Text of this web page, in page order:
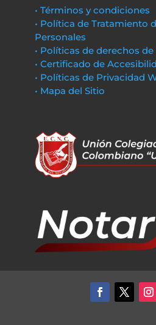
• Términos y condiciones
• Política de Tratamiento
Personales
• Políticas de derechos
• Certificado de
• Políticas de Privacidad
• Mapa del Sitio